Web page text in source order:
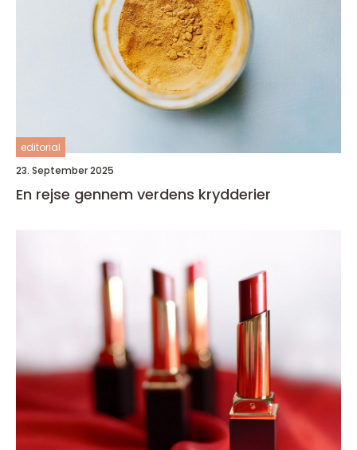
editorial
23. September 2025
En rejse gennem verdens krydderier